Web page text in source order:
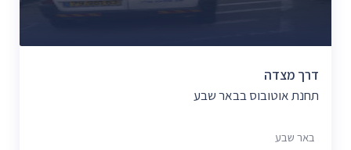
דרך מצדה
תחנת אוטובוס בבאר שבע
באר שבע